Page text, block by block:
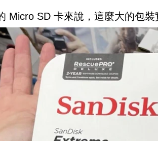
Micro SD 卡來說，這麼大的包裝